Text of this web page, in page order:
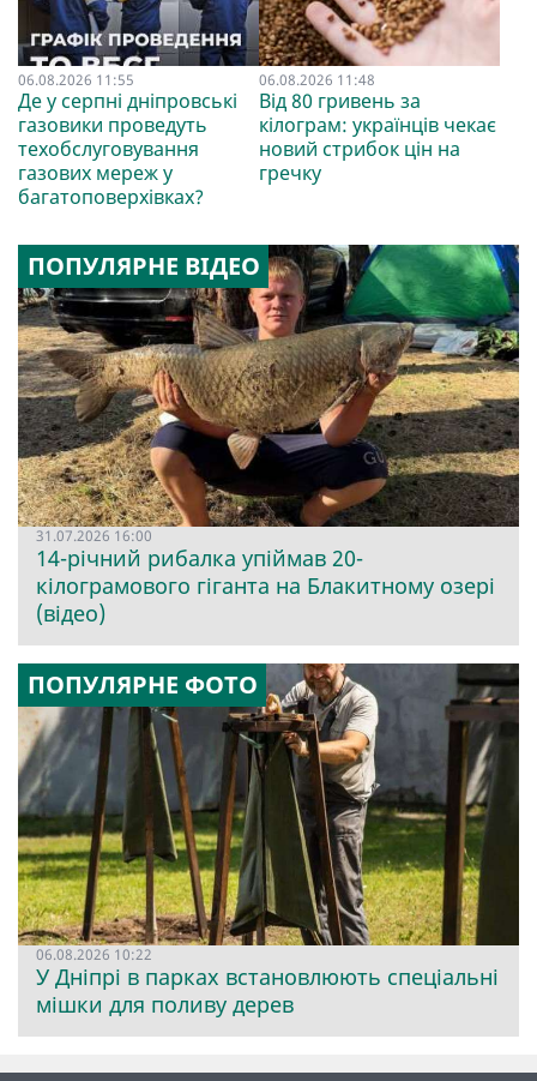
06.08.2026 11:55
Де у серпні дніпровські
газовики проведуть
техобслуговування
газових мереж у
багатоповерхівках?
06.08.2026 11:48
Від 80 гривень за
кілограм: українців чекає
новий стрибок цін на
гречку
ПОПУЛЯРНЕ ВІДЕО
31.07.2026 16:00
14-річний рибалка упіймав 20-
кілограмового гіганта на Блакитному озері
(відео)
ПОПУЛЯРНЕ ФОТО
06.08.2026 10:22
У Дніпрі в парках встановлюють спеціальні
мішки для поливу дерев